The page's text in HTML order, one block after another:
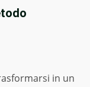
in un